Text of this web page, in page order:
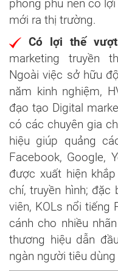
phong phú nên có
mới ra thị trường.
Có lợi thế
marketing truyền
Ngoài việc sở hữu
năm kinh nghiệm,
đạo tạo Digital
có các chuyên gia
hiệu giúp quảng
Facebook, Google,
được xuất hiện
chí, truyền hình; đặc
viên, KOLs nổi tiếng
cánh cho nhiều
thương hiệu dẫn
ngàn người tiêu dùng